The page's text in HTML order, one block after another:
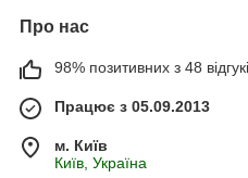
Про нас
98% позитивних з 48
Працює з 05.09.2013
м. Київ
Київ, Україна